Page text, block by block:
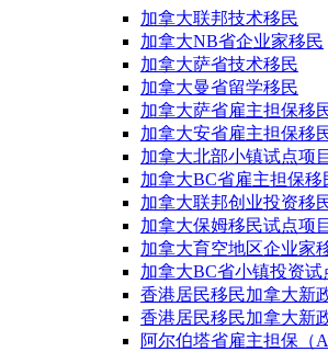
加拿大联邦技术移民
加拿大NB省企业家移民
加拿大萨省技术移民
加拿大曼省留学移民
加拿大萨省雇主担保移
加拿大安省雇主担保移
加拿大北部小镇试点项目
加拿大BC省雇主担保移
加拿大联邦创业投资移
加拿大保姆移民试点项目
加拿大育空地区企业家
加拿大BC省小镇投资试
香港居民移民加拿大新
香港居民移民加拿大新
阿尔伯塔省雇主担保（